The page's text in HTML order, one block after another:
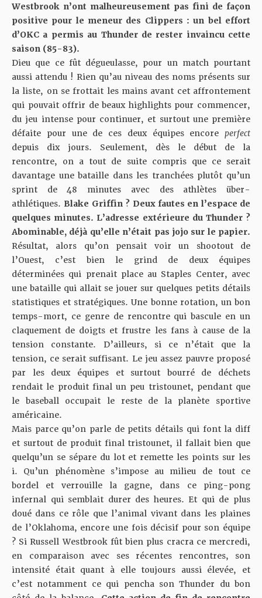
Westbrook n’ont malheureusement pas fini de façon
positive pour le meneur des Clippers : un bel effort
d’OKC a permis au Thunder de rester invaincu cette
saison (85-83).
Dieu que ce fût dégueulasse, pour un match pourtant
aussi attendu ! Rien qu’au niveau des noms présents sur
la liste, on se frottait les mains avant cet affrontement
qui pouvait offrir de beaux highlights pour commencer,
du jeu intense pour continuer, et surtout une première
défaite pour une de ces deux équipes encore perfect
depuis dix jours. Seulement, dès le début de la
rencontre, on a tout de suite compris que ce serait
davantage une bataille dans les tranchées plutôt qu’un
sprint de 48 minutes avec des athlètes über-
athlétiques. Blake Griffin ? Deux fautes en l’espace de
quelques minutes. L’adresse extérieure du Thunder ?
Abominable, déjà qu’elle n’était pas jojo sur le papier.
Résultat, alors qu’on pensait voir un shootout de
l’Ouest, c’est bien le grind de deux équipes
déterminées qui prenait place au Staples Center, avec
une bataille qui allait se jouer sur quelques petits détails
statistiques et stratégiques. Une bonne rotation, un bon
temps-mort, ce genre de rencontre qui bascule en un
claquement de doigts et frustre les fans à cause de la
tension constante. D’ailleurs, si ce n’était que la
tension, ce serait suffisant. Le jeu assez pauvre proposé
par les deux équipes et surtout bourré de déchets
rendait le produit final un peu tristounet, pendant que
le baseball occupait le reste de la planète sportive
américaine.
Mais parce qu’on parle de petits détails qui font la diff
et surtout de produit final tristounet, il fallait bien que
quelqu’un se sépare du lot et remette les points sur les
i. Qu’un phénomène s’impose au milieu de tout ce
bordel et verrouille la gagne, dans ce ping-pong
infernal qui semblait durer des heures. Et qui de plus
doué dans ce rôle que l’animal vivant dans les plaines
de l’Oklahoma, encore une fois décisif pour son équipe
? Si Russell Westbrook fût bien plus cracra ce mercredi,
en comparaison avec ses récentes rencontres, son
intensité était quant à elle toujours aussi élevée, et
c’est notamment ce qui pencha son Thunder du bon